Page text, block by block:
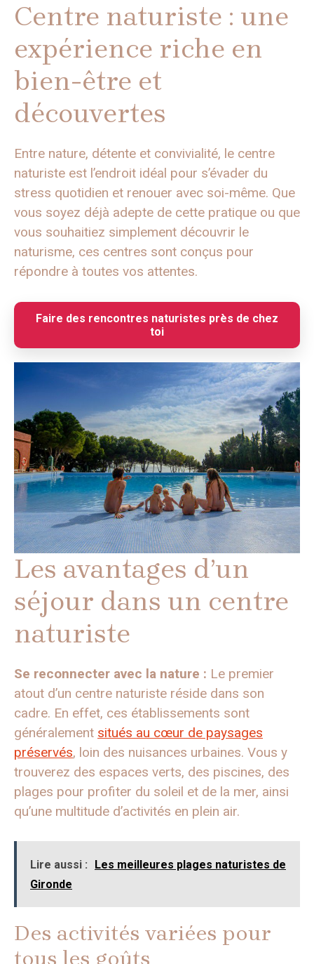
Centre naturiste : une
expérience riche en
bien-être et
découvertes
Entre nature, détente et convivialité, le centre
naturiste est l’endroit idéal pour s’évader du
stress quotidien et renouer avec soi-même. Que
vous soyez déjà adepte de cette pratique ou que
vous souhaitiez simplement découvrir le
naturisme, ces centres sont conçus pour
répondre à toutes vos attentes.
Faire des rencontres naturistes près de chez
toi
Les avantages d’un
séjour dans un centre
naturiste
Se reconnecter avec la nature : Le premier
atout d’un centre naturiste réside dans son
cadre. En effet, ces établissements sont
généralement situés au cœur de paysages
préservés, loin des nuisances urbaines. Vous y
trouverez des espaces verts, des piscines, des
plages pour profiter du soleil et de la mer, ainsi
qu’une multitude d’activités en plein air.
Lire aussi :
Les meilleures plages naturistes de
Gironde
Des activités variées pour
tous les goûts